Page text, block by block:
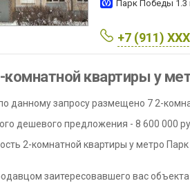
Парк Победы 1.3
+7 (911)
комнатной квартиры у
данному запросу размещено 7 2-
дешевого предложения - 8 600 000
2-комнатной квартиры у метро
заитересовавшего вас